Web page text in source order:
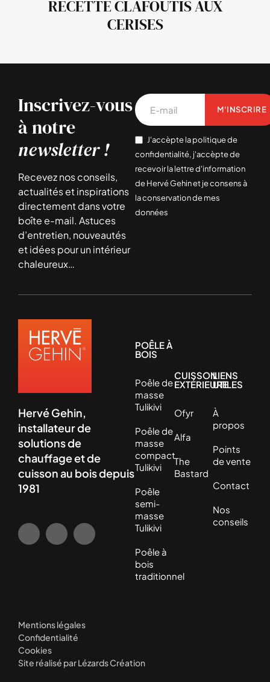
RECETTE CLAFOUTIS AUX
CERISES
Inscrivez-vous
à notre
newsletter !
Recevez nos conseils,
actualités et inspirations
directement dans votre
boîte e-mail. Astuces
d’entretien, nouveautés
et idées pour un intérieur
chaleureux…
J'accèpte la politique de
confidentialité, j'accèpte de
recevoir la lettre d'information
de Hervé Gehin et je consens à
la conservation de mes
données
M'INSCRIRE
Hervé Gehin,
installateur de
solutions de
chauffage et de
cuisson au bois depuis
1981
POÊLE À
BOIS
Poêle de
masse
Tulikivi
Poêle de
masse
compact
Tulikivi
Poêle
semi-
masse
Tulikivi
Poêle à
bois
traditionnel
CUISSON
EXTÉRIEURE
Ofyr
Alfa
The
Bastard
LIENS
UTILES
À
propos
Points
de vente
Contact
Nos
conseils
Mentions légales
Confidentialité
Cookies
Site réalisé par Lézards Création